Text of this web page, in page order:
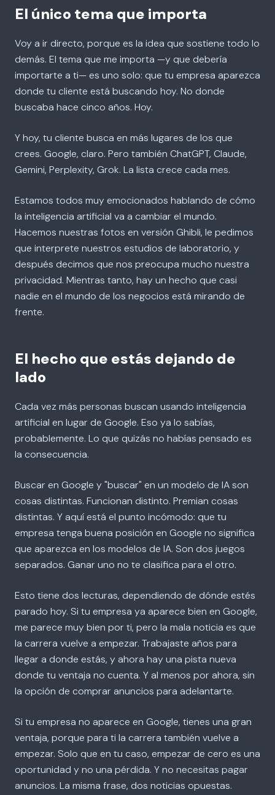
El único tema que importa
Voy a ir directo, porque es la idea que sostiene todo lo
demás. El tema que me importa —y que debería
importarte a ti— es uno solo: que tu empresa aparezca
donde tu cliente está buscando hoy. No donde
buscaba hace cinco años. Hoy.
Y hoy, tu cliente busca en más lugares de los que
crees. Google, claro. Pero también ChatGPT, Claude,
Gemini, Perplexity, Grok. La lista crece cada mes.
Estamos todos muy emocionados hablando de cómo
la inteligencia artificial va a cambiar el mundo.
Hacemos nuestras fotos en versión Ghibli, le pedimos
que interprete nuestros estudios de laboratorio, y
después decimos que nos preocupa mucho nuestra
privacidad. Mientras tanto, hay un hecho que casi
nadie en el mundo de los negocios está mirando de
frente.
El hecho que estás dejando de
lado
Cada vez más personas buscan usando inteligencia
artificial en lugar de Google. Eso ya lo sabías,
probablemente. Lo que quizás no habías pensado es
la consecuencia.
Buscar en Google y "buscar" en un modelo de IA son
cosas distintas. Funcionan distinto. Premian cosas
distintas. Y aquí está el punto incómodo: que tu
empresa tenga buena posición en Google no significa
que aparezca en los modelos de IA. Son dos juegos
separados. Ganar uno no te clasifica para el otro.
Esto tiene dos lecturas, dependiendo de dónde estés
parado hoy. Si tu empresa ya aparece bien en Google,
me parece muy bien por ti, pero la mala noticia es que
la carrera vuelve a empezar. Trabajaste años para
llegar a donde estás, y ahora hay una pista nueva
donde tu ventaja no cuenta. Y al menos por ahora, sin
la opción de comprar anuncios para adelantarte.
Si tu empresa no aparece en Google, tienes una gran
ventaja, porque para ti la carrera también vuelve a
empezar. Solo que en tu caso, empezar de cero es una
oportunidad y no una pérdida. Y no necesitas pagar
anuncios. La misma frase, dos noticias opuestas.